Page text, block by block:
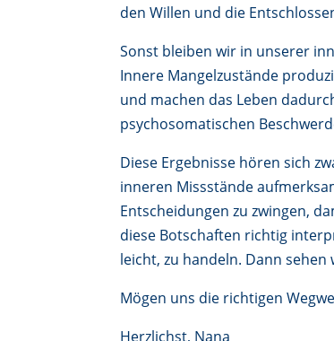
den Willen und die
Sonst bleiben wir in unserer
Innere Mangelzustände
und machen das Leben
psychosomatischen
Diese Ergebnisse hören sich
inneren Missstände
Entscheidungen zu zwingen,
diese Botschaften richtig
leicht, zu handeln. Dann
Mögen uns die richtigen
Herzlichst, Nana